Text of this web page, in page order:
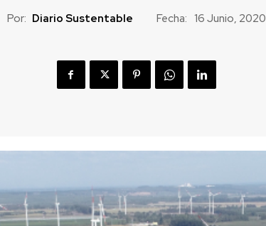
Por: Diario Sustentable Fecha: 16 Junio, 2020